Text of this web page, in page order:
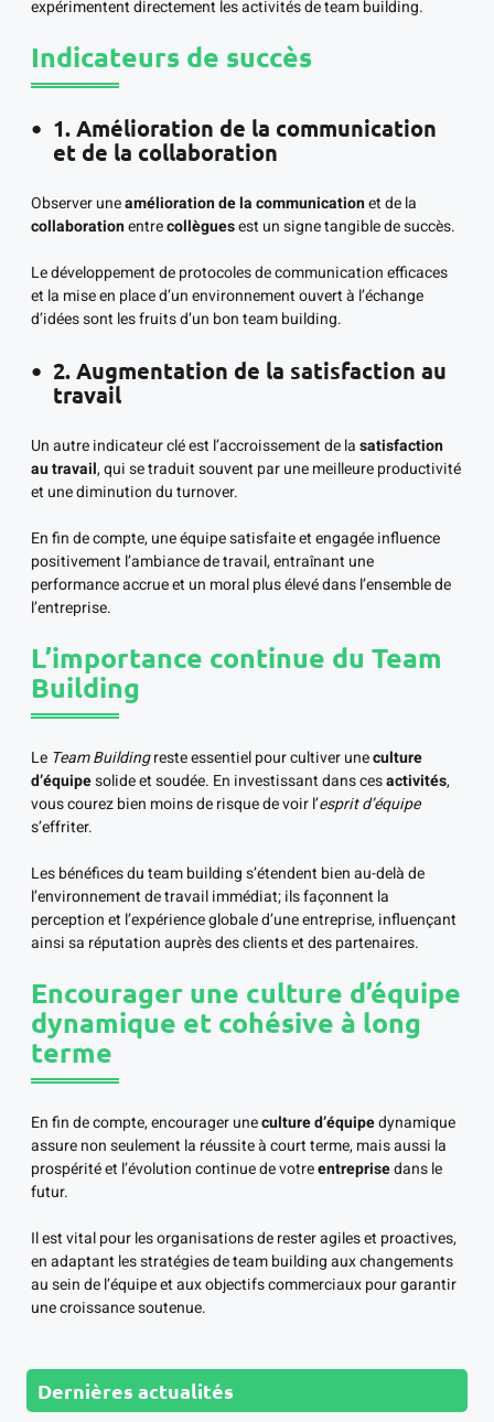
expérimentent directement les activités de team building.
Indicateurs de succès
1. Amélioration de la communication
et de la collaboration
Observer uneamélioration de la communicationet de la
collaborationentrecollèguesest un signe tangible de succès.
Le développement de protocoles de communication efficaces
et la mise en place d’un environnement ouvert à l’échange
d’idées sont les fruits d’un bon team building.
2. Augmentation de la satisfaction au
travail
Un autre indicateur clé est l’accroissement de lasatisfaction
au travail, qui se traduit souvent par une meilleure productivité
et une diminution du turnover.
En fin de compte, une équipe satisfaite et engagée influence
positivement l’ambiance de travail, entraînant une
performance accrue et un moral plus élevé dans l’ensemble de
l’entreprise.
L’importance continue du Team
Building
Le Team Buildingreste essentiel pour cultiver uneculture
d’équipesolide et soudée. En investissant dans cesactivités,
vous courez bien moins de risque de voir l’esprit d’équipe
s’effriter.
Les bénéfices du team building s’étendent bien au-delà de
l’environnement de travail immédiat; ils façonnent la
perception et l’expérience globale d’une entreprise, influençant
ainsi sa réputation auprès des clients et des partenaires.
Encourager une culture d’équipe
dynamique et cohésive à long
terme
En fin de compte, encourager uneculture d’équipedynamique
assure non seulement la réussite à court terme, mais aussi la
prospérité et l’évolution continue de votreentreprisedans le
futur.
Il est vital pour les organisations de rester agiles et proactives,
en adaptant les stratégies de team building aux changements
au sein de l’équipe et aux objectifs commerciaux pour garantir
une croissance soutenue.
Dernières actualités